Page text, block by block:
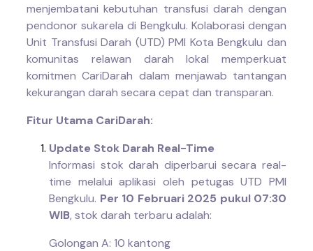
menjembatani kebutuhan transfusi darah dengan
pendonor sukarela di Bengkulu. Kolaborasi dengan
Unit Transfusi Darah (UTD) PMI Kota Bengkulu dan
komunitas relawan darah lokal memperkuat
komitmen CariDarah dalam menjawab tantangan
kekurangan darah secara cepat dan transparan.
Fitur Utama CariDarah:
Update Stok Darah Real-Time
Informasi stok darah diperbarui secara real-
time melalui aplikasi oleh petugas UTD PMI
Bengkulu. Per 10 Februari 2025 pukul 07:30
WIB, stok darah terbaru adalah:
Golongan A: 10 kantong